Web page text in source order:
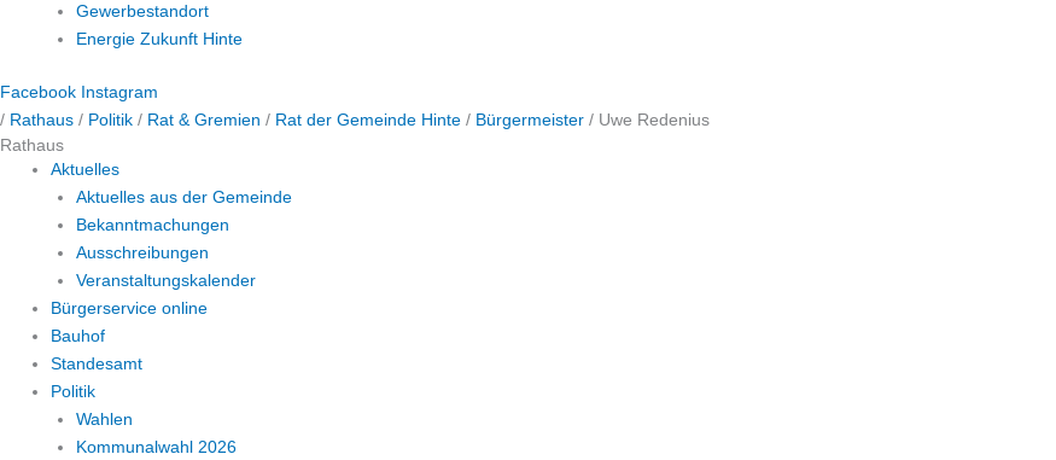
Gewerbestandort
Energie Zukunft Hinte
Facebook Instagram
/ Rathaus / Politik / Rat & Gremien / Rat der Gemeinde Hinte / Bürgermeister / Uwe Redenius
Rathaus
Aktuelles
Aktuelles aus der Gemeinde
Bekanntmachungen
Ausschreibungen
Veranstaltungskalender
Bürgerservice online
Bauhof
Standesamt
Politik
Wahlen
Kommunalwahl 2026